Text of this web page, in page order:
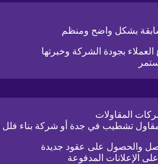
بشكل واضح ومنظم
بجودة الشركة وخبرتها
المقاولات
تشطيب في جدة أو شركة بناء فلل
والحصول على عقود جديدة
الإعلانات المدفوعة